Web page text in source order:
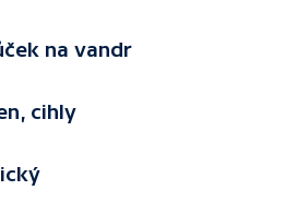
na vandr
cihly